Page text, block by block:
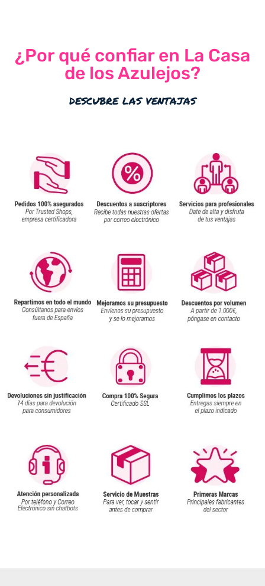
¿Por qué confiar en La Casa
de los Azulejos?
descubre las ventajas